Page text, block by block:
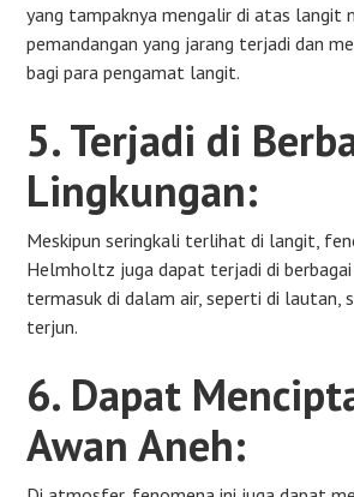
yang tampaknya mengalir di atas langit
pemandangan yang jarang terjadi dan
bagi para pengamat langit.
5. Terjadi di
Lingkungan:
Meskipun seringkali terlihat di langit,
Helmholtz juga dapat terjadi di berbagai
termasuk di dalam air, seperti di lautan,
terjun.
6. Dapat
Awan Aneh: